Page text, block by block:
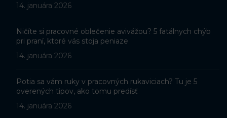
14. januára 2026
Ničíte si pracovné oblečenie avivážou? 5 fatálnych chýb
pri praní, ktoré vás stoja peniaze
14. januára 2026
Potia sa vám ruky v pracovných rukaviciach? Tu je 5
overených tipov, ako tomu predísť
14. januára 2026